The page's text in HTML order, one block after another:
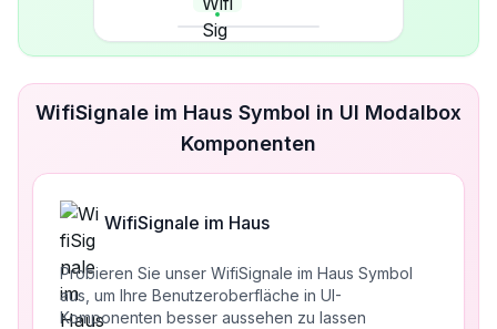
WifiSignale im Haus Symbol in UI Modalbox
Komponenten
WifiSignale im Haus
Probieren Sie unser WifiSignale im Haus Symbol
aus, um Ihre Benutzeroberfläche in UI-
Komponenten besser aussehen zu lassen